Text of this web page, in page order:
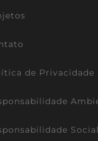
de Privacidade